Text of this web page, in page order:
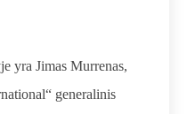
yra Jimas Murrenas,
generalinis